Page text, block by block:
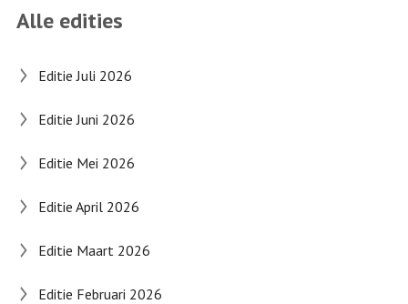
Alle edities
Editie Juli 2026
Editie Juni 2026
Editie Mei 2026
Editie April 2026
Editie Maart 2026
Editie Februari 2026